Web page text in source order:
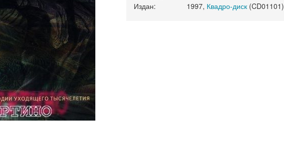
Издан:
1997, Квадро-диск(CD01101)